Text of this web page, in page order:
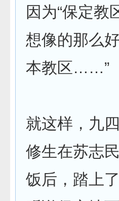
因为“保定教
想像的那么
本教区……”
就这样，九
修生在苏志
饭后，踏上